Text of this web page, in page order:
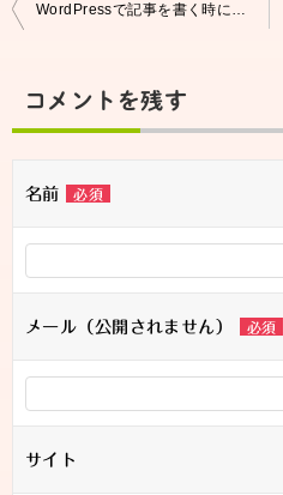
投
ナ
ビ
シ
ン
WordPressで記事を書く時に一瞬でタグを呼び出す魔法のアイテム
コメントを残す
名前 必須
メール（公開されません） 必須
サイト